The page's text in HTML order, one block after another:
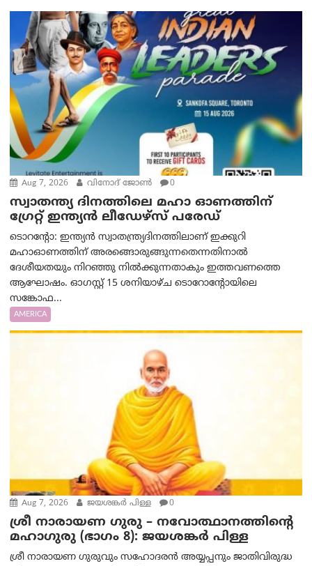
Aug 7, 2026 വിനോദ് ജോൺ 0
സ്വാതന്ത്യ ദിനത്തിലെ മഹാ ഓണത്തിന്
ഗ്രേറ്റ് ഇന്ത്യൻ ലീഡേഴ്സ് പരേഡ്
ടൊറന്റോ: ഇന്ത്യൻ സ്വാതന്ത്ര്യദിനത്തിലാണ് ഇക്കുറി
മഹാഓണത്തിന് അരങ്ങൊരുങ്ങുന്നതെന്നതിനാൽ
ദേശീയതയും നിറഞ്ഞു നിൽക്കുന്നതാകും ഇത്തവണത്തെ
ആഘോഷം. ഓഗസ്റ്റ് 15 ശനിയാഴ്ച ടൊറോന്റോയിലെ
സങ്കോഫ...
AMERICA
Aug 7, 2026 ജയശങ്കര്‍ പിള്ള 0
ശ്രീ നാരായണ ഗുരു – നവോത്ഥാനത്തിന്റെ
മഹാഗുരു (ഭാഗം 8): ജയശങ്കര്‍ പിള്ള
ശ്രീ നാരായണ ഗുരുവും സഹോദരൻ അയ്യപ്പനും ജാതിവിരുദ്ധ